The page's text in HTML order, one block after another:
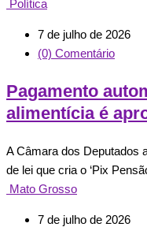
Política
7 de julho de 2026
(0) Comentário
Pagamento
alimentícia é
A Câmara dos Deputados
de lei que cria o ‘Pix
Mato Grosso
7 de julho de 2026